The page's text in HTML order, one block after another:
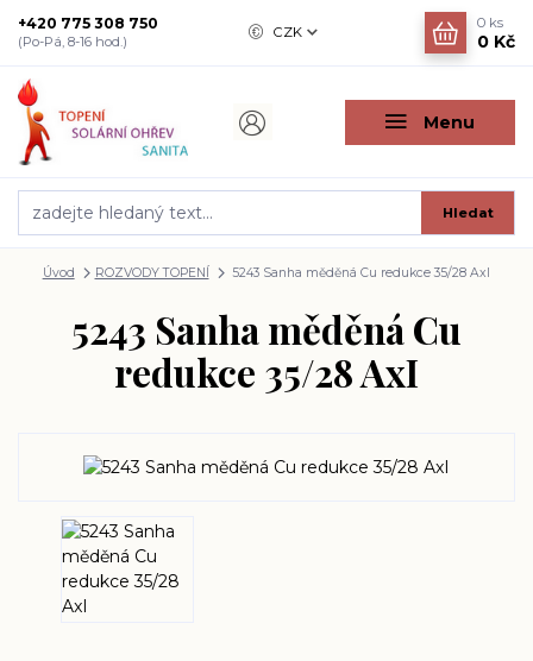
Menu
CZK
Hledat
+420 775 308 750
(Po-Pá, 8-16 hod.)
0 ks
0 Kč
Úvod ROZVODY TOPENÍ 5243 Sanha měděná Cu redukce 35/28 AxI
5243 Sanha měděná Cu
redukce 35/28 AxI